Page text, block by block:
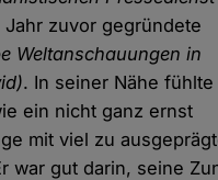
zuvor gegründete
Weltanschauungen in
. In seiner Nähe
ein nicht ganz ernst
mit viel zu
war gut darin, seine